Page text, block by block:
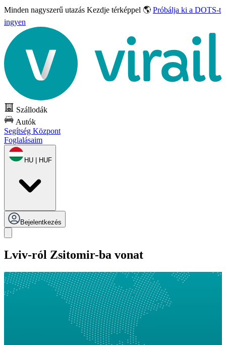
Minden nagyszerű utazás Kezdje térképpel 🌎 Próbálja ki a DOTS-t
ingyen
Szállodák
Autók
Segítség Központ
Foglalásaim
HU | HUF
Bejelentkezés
Lviv-ról Zsitomir-ba vonat